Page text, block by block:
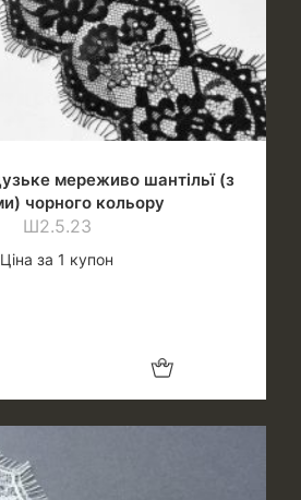
мереживо шантільї (з
чорного кольору
Ш2.5.23
Ціна за 1 купон
Додати в кошик